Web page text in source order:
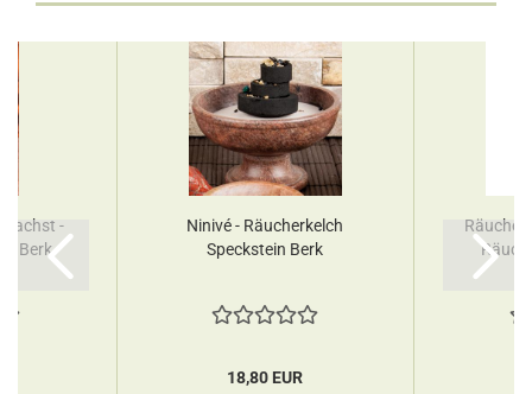
-
Berk
Ninivé - Räucherkelch
Speckstein Berk
18,80 EUR